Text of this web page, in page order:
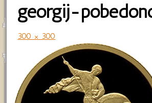
georgij-
300 × 300